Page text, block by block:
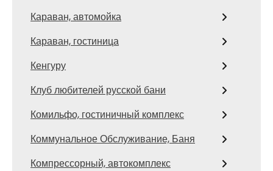
Караван, автомойка
Караван, гостиница
Кенгуру
Клуб любителей русской бани
Комильфо, гостиничный комплекс
Коммунальное Обслуживание, Баня
Компрессорный, автокомплекс